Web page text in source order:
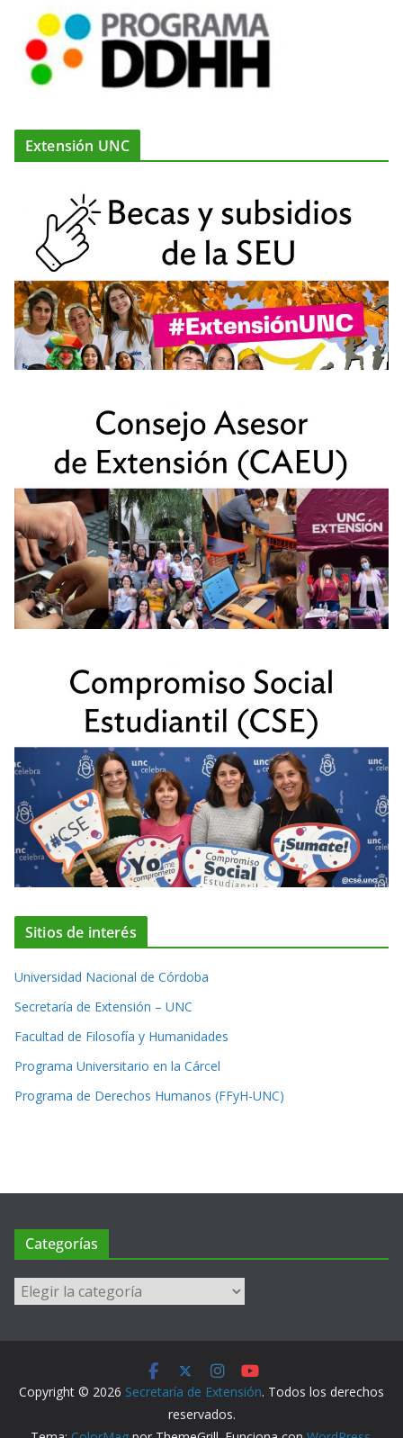
Extensión UNC
Sitios de interés
Universidad Nacional de Córdoba
Secretaría de Extensión – UNC
Facultad de Filosofía y Humanidades
Programa Universitario en la Cárcel
Programa de Derechos Humanos (FFyH-UNC)
Categorías
Categorías
Copyright © 2026 Secretaría de Extensión. Todos los derechos
reservados.